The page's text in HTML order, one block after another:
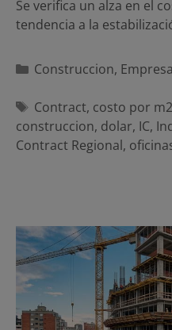
Se verifica un alza en el
tendencia a la
Categorías
Construccion,
Etiquetas
Contract, costo por m2
construccion, dolar, IC,
Contract Regional,